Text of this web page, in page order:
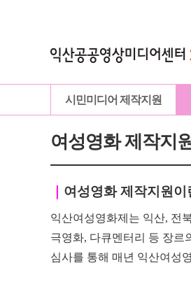
시민미디어 제작지원
여성영화 제작지
여성영화 제작지원이
익산여성영화제는 익산, 전
극영화, 다큐멘터리 등 장르
심사를 통해 매년 익산여성